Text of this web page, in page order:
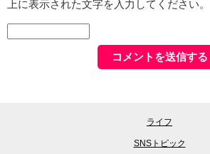
上に表示された文字を入力してください。
ライフ
SNSトピック